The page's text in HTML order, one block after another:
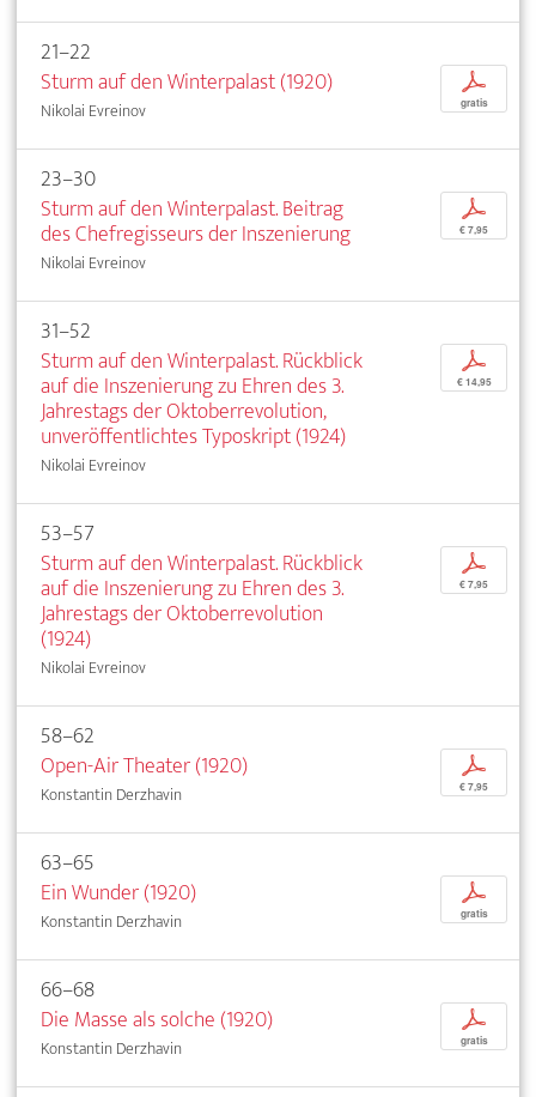
21–22
Sturm auf den Winterpalast (1920)
Nikolai Evreinov
p
gratis
23–30
Sturm auf den Winterpalast. Beitrag
des Chefregisseurs der Inszenierung
Nikolai Evreinov
p
€ 7,95
31–52
Sturm auf den Winterpalast. Rückblick
auf die Inszenierung zu Ehren des 3.
Jahrestags der Oktoberrevolution,
unveröffentlichtes Typoskript (1924)
Nikolai Evreinov
p
€ 14,95
53–57
Sturm auf den Winterpalast. Rückblick
auf die Inszenierung zu Ehren des 3.
Jahrestags der Oktoberrevolution
(1924)
Nikolai Evreinov
p
€ 7,95
58–62
Open-Air Theater (1920)
Konstantin Derzhavin
p
€ 7,95
63–65
Ein Wunder (1920)
Konstantin Derzhavin
p
gratis
66–68
Die Masse als solche (1920)
Konstantin Derzhavin
p
gratis